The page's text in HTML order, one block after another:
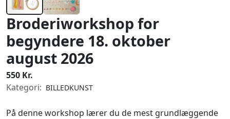
Broderiworkshop for
begyndere 18. oktober
august 2026
550 Kr.
Kategori: BILLEDKUNST
På denne workshop lærer du de mest grundlæggende